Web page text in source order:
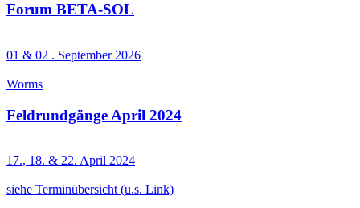
Forum BETA-SOL
01 & 02 . September 2026
Worms
Feldrundgänge April 2024
17., 18. & 22. April 2024
siehe Terminübersicht (u.s. Link)